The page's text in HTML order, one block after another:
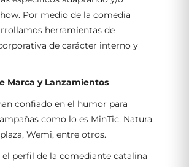
Por medio de la comedia
herramientas de
de carácter interno y
Marca y Lanzamientos
confiado en el humor para
como lo es MinTic, Natura,
Wemi, entre otros.
el perfil de la comediante catalina